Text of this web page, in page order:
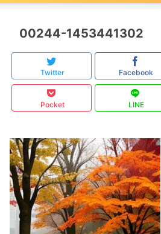
00244-1453441302
Twitter Facebook
Pocket LINE